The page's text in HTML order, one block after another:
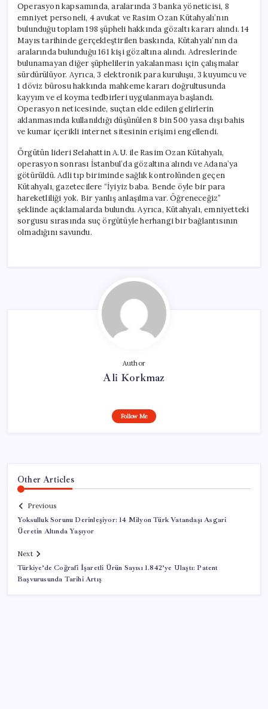
Operasyon kapsamında, aralarında 3 banka yöneticisi, 8
emniyet personeli, 4 avukat ve Rasim Ozan Kütahyalı’nın
bulunduğu toplam 198 şüpheli hakkında gözaltı kararı alındı. 14
Mayıs tarihinde gerçekleştirilen baskında, Kütahyalı’nın da
aralarında bulunduğu 161 kişi gözaltına alındı. Adreslerinde
bulunamayan diğer şüphelilerin yakalanması için çalışmalar
sürdürülüyor. Ayrıca, 3 elektronik para kuruluşu, 3 kuyumcu ve
1 döviz bürosu hakkında mahkeme kararı doğrultusunda
kayyım ve el koyma tedbirleri uygulanmaya başlandı.
Operasyon neticesinde, suçtan elde edilen gelirlerin
aklanmasında kullanıldığı düşünülen 8 bin 500 yasa dışı bahis
ve kumar içerikli internet sitesinin erişimi engellendi.
Örgütün lideri Selahattin A.U. ile Rasim Ozan Kütahyalı,
operasyon sonrası İstanbul’da gözaltına alındı ve Adana’ya
götürüldü. Adli tıp biriminde sağlık kontrolünden geçen
Kütahyalı, gazetecilere “İyiyiz baba. Bende öyle bir para
hareketliliği yok. Bir yanlış anlaşılma var. Öğreneceğiz”
şeklinde açıklamalarda bulundu. Ayrıca, Kütahyalı, emniyetteki
sorgusu sırasında suç örgütüyle herhangi bir bağlantısının
olmadığını savundu.
Author
Ali Korkmaz
Follow Me
Other Articles
Previous
Yoksulluk Sorunu Derinleşiyor: 14 Milyon Türk Vatandaşı Asgari
Ücretin Altında Yaşıyor
Next
Türkiye’de Coğrafi İşaretli Ürün Sayısı 1.842’ye Ulaştı: Patent
Başvurusunda Tarihi Artış